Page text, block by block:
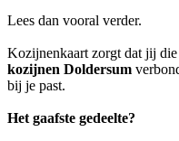
Lees dan vooral verder.
Kozijnenkaart zorgt dat jij
kozijnen Doldersum
bij je past.
Het gaafste gedeelte?